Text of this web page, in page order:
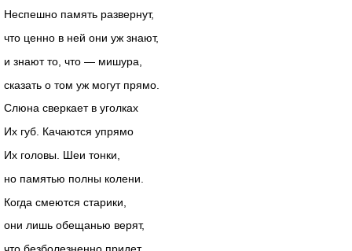
Неспешно память развернут,
что ценно в ней они уж знают,
и знают то, что — мишура,
сказать о том уж могут прямо.
Слюна сверкает в уголках
Их губ. Качаются упрямо
Их головы. Шеи тонки,
но памятью полны колени.
Когда смеются старики,
они лишь обещанью верят,